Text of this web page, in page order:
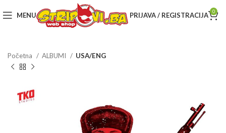
MENU PRIJAVA / REGISTRACIJA 0
Početna ALBUMI USA/ENG